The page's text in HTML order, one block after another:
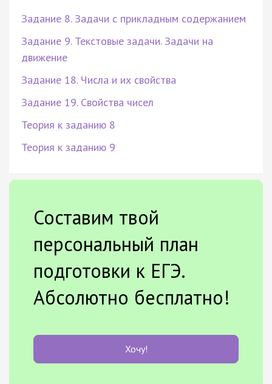
Задание 8. Задачи с прикладным содержанием
Задание 9. Текстовые задачи. Задачи на
движение
Задание 18. Числа и их свойства
Задание 19. Свойства чисел
Теория к заданию 8
Теория к заданию 9
Составим твой
персональный план
подготовки к ЕГЭ.
Абсолютно бесплатно!
Хочу!